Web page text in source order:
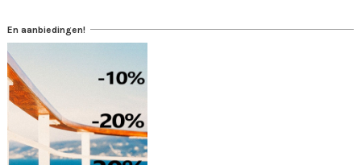
En aanbiedingen!